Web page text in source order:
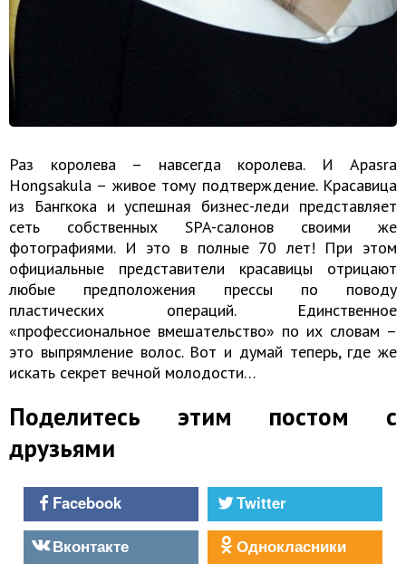
Раз королева – навсегда королева. И Apasra
Hongsakula – живое тому подтверждение. Красавица
из Бангкока и успешная бизнес-леди представляет
сеть собственных SPA-салонов своими же
фотографиями. И это в полные 70 лет! При этом
официальные представители красавицы отрицают
любые предположения прессы по поводу
пластических операций. Единственное
«профессиональное вмешательство» по их словам –
это выпрямление волос. Вот и думай теперь, где же
искать секрет вечной молодости…
Поделитесь этим постом с
друзьями
Facebook
Twitter
Вконтакте
Однокласники